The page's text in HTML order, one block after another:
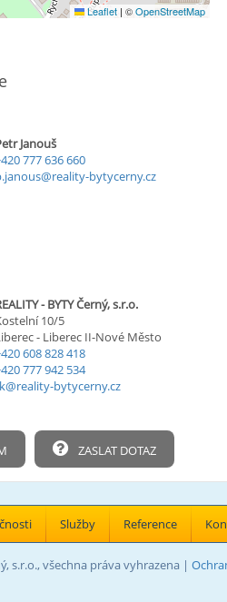
Leaflet | ©OpenStreetMap
Janouš
777 636 660
bytycerny.cz
- BYTY Černý, s.r.o.
10/5
- Liberec II-Nové Město
608 828 418
777 942 534
bytycerny.cz
ZASLAT DOTAZ
Služby Reference
s.r.o., všechna práva vyhrazena |